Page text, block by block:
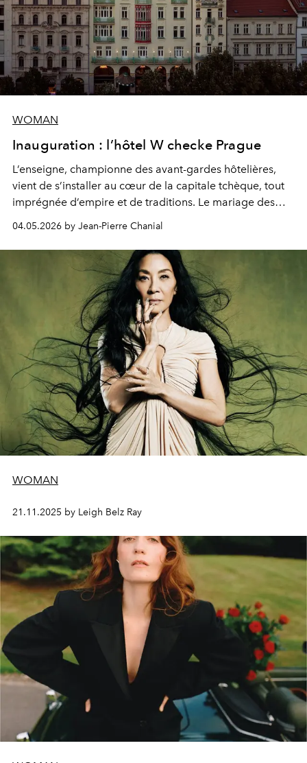
WOMAN
Inauguration : l’hôtel W checke Prague
L’enseigne, championne des avant-gardes hôtelières,
vient de s’installer au cœur de la capitale tchèque, tout
imprégnée d’empire et de traditions. Le mariage des
04.05.2026 by Jean-Pierre Chanial
WOMAN
21.11.2025 by Leigh Belz Ray